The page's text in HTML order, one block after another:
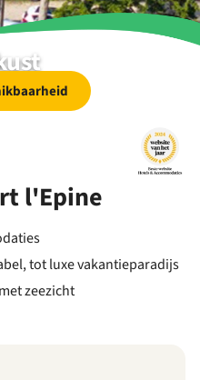
l'Epine
tot luxe vakantieparadijs
zeezicht